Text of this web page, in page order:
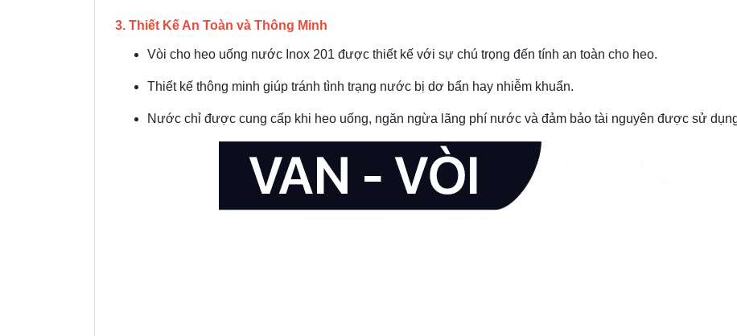
3. Thiết Kế An Toàn và Thông Minh
Vòi cho heo uống nước Inox 201 được thiết kế với sự chú trọng đến tính an toàn cho heo.
Thiết kế thông minh giúp tránh tình trạng nước bị dơ bẩn hay nhiễm khuẩn.
Nước chỉ được cung cấp khi heo uống, ngăn ngừa lãng phí nước và đảm bảo tài nguyên được sử